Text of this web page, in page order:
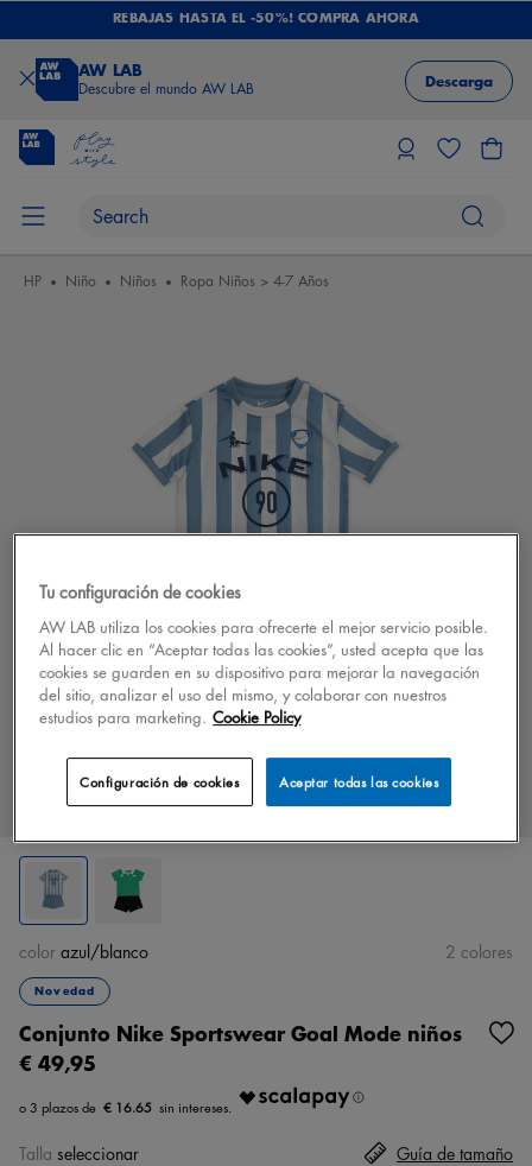
REBAJAS HASTA EL -50%! COMPRA AHORA
AW LAB
Descubre el mundo AW LAB Descarga
HP Niño Niños Ropa Niños > 4-7 Años
Novedad
Conjunto Nike Sportswear Goal Mode niños
€ 49,95
€ 16.65
color azul/blanco 2 colores
Talla seleccionar Guía de tamaño
Tu configuración de cookies
AW LAB utiliza los cookies para ofrecerte el mejor servicio posible.
Al hacer clic en “Aceptar todas las cookies”, usted acepta que las
cookies se guarden en su dispositivo para mejorar la navegación
del sitio, analizar el uso del mismo, y colaborar con nuestros
estudios para marketing. Cookie Policy
Aceptar todas las cookies
Configuración de cookies